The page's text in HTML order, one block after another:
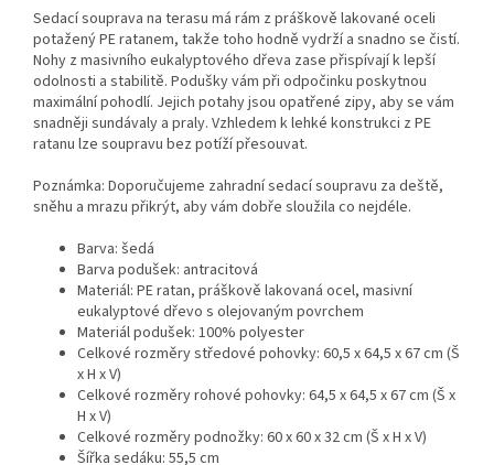
Sedací souprava na terasu má rám z práškově lakované oceli
potažený PE ratanem, takže toho hodně vydrží a snadno se čistí.
Nohy z masivního eukalyptového dřeva zase přispívají k lepší
odolnosti a stabilitě. Podušky vám při odpočinku poskytnou
maximální pohodlí. Jejich potahy jsou opatřené zipy, aby se vám
snadněji sundávaly a praly. Vzhledem k lehké konstrukci z PE
ratanu lze soupravu bez potíží přesouvat.
Poznámka: Doporučujeme zahradní sedací soupravu za deště,
sněhu a mrazu přikrýt, aby vám dobře sloužila co nejdéle.
Barva: šedá
Barva podušek: antracitová
Materiál: PE ratan, práškově lakovaná ocel, masivní
eukalyptové dřevo s olejovaným povrchem
Materiál podušek: 100% polyester
Celkové rozměry středové pohovky: 60,5 x 64,5 x 67 cm (Š
x H x V)
Celkové rozměry rohové pohovky: 64,5 x 64,5 x 67 cm (Š x
H x V)
Celkové rozměry podnožky: 60 x 60 x 32 cm (Š x H x V)
Šířka sedáku: 55,5 cm